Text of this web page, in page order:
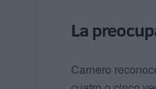
La
Carnero